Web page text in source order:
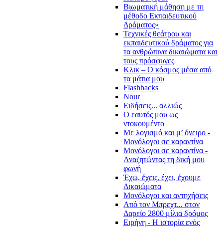
Βιωματική μάθηση με τη
μέθοδο Εκπαιδευτικού
Δράματος»
Τεχνικές θεάτρου και
εκπαιδευτικού δράματος για
τα ανθρώπινα δικαιώματα και
τους πρόσφυγες
Κλικ – Ο κόσμος μέσα από
τα μάτια μου
Flashbacks
Nour
Ειδήσεις... αλλιώς
Ο εαυτός μου ως
ντοκουμέντο
Με λογισμό και μ’ όνειρο -
Μονόλογοι σε καραντίνα
Μονόλογοι σε καραντίνα -
Αναζητώντας τη δική μου
φωνή
Έχω, έχεις, έχει, έχουμε
Δικαιώματα
Μονόλογοι και αντηχήσεις
Από τον Μπρεχτ... στον
Δαρείο 2800 μίλια δρόμος
Ειρήνη - Η ιστορία ενός